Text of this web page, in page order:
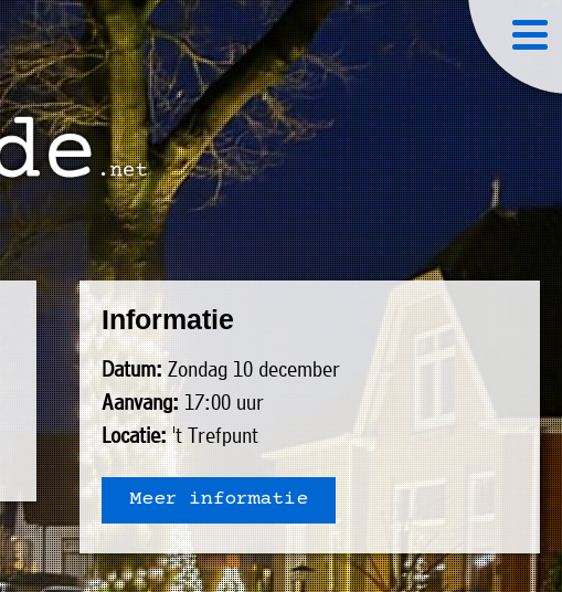
Informatie
Datum:Zondag 10 december
Aanvang:17:00 uur
Locatie:'t Trefpunt
Meer informatie